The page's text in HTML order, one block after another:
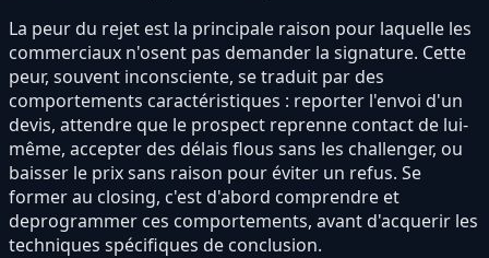
La peur du rejet est la principale raison pour laquelle les
commerciaux n'osent pas demander la signature. Cette
peur, souvent inconsciente, se traduit par des
comportements caractéristiques : reporter l'envoi d'un
devis, attendre que le prospect reprenne contact de lui-
même, accepter des délais flous sans les challenger, ou
baisser le prix sans raison pour éviter un refus. Se
former au closing, c'est d'abord comprendre et
deprogrammer ces comportements, avant d'acquerir les
techniques spécifiques de conclusion.